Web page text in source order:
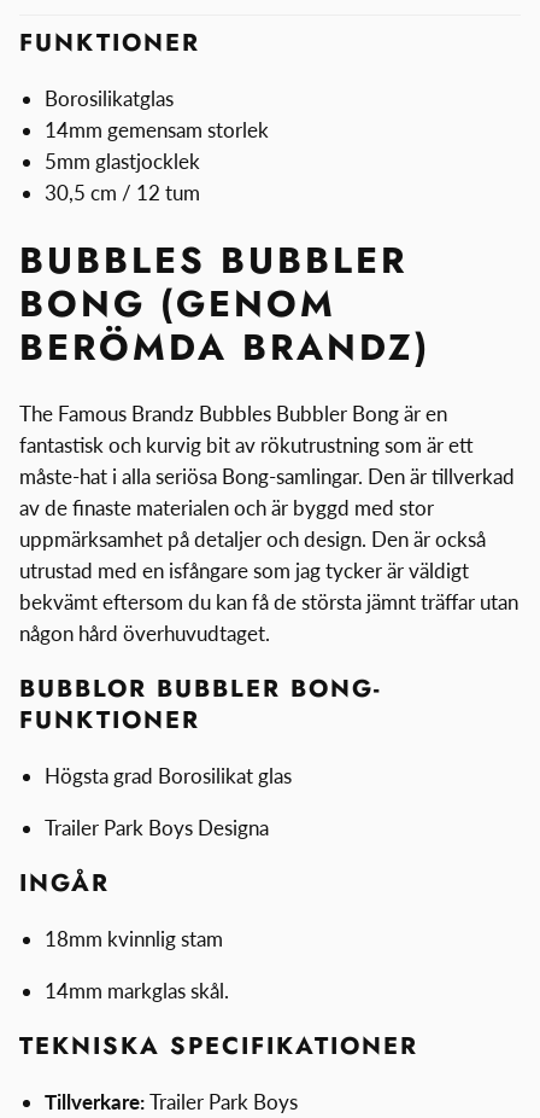
FUNKTIONER
Borosilikatglas
14mm gemensam storlek
5mm glastjocklek
30,5 cm / 12 tum
BUBBLES BUBBLER
BONG (GENOM
BERÖMDA BRANDZ)
The Famous Brandz Bubbles Bubbler Bong är en
fantastisk och kurvig bit av rökutrustning som är ett
måste-hat i alla seriösa Bong-samlingar. Den är tillverkad
av de finaste materialen och är byggd med stor
uppmärksamhet på detaljer och design. Den är också
utrustad med en isfångare som jag tycker är väldigt
bekvämt eftersom du kan få de största jämnt träffar utan
någon hård överhuvudtaget.
BUBBLOR BUBBLER BONG-
FUNKTIONER
Högsta grad Borosilikat glas
Trailer Park Boys Designa
INGÅR
18mm kvinnlig stam
14mm markglas skål.
TEKNISKA SPECIFIKATIONER
Tillverkare:Trailer Park Boys